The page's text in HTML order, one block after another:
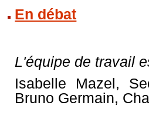
En débat
L'équipe de travail
Isabelle Mazel,
Bruno Germain,